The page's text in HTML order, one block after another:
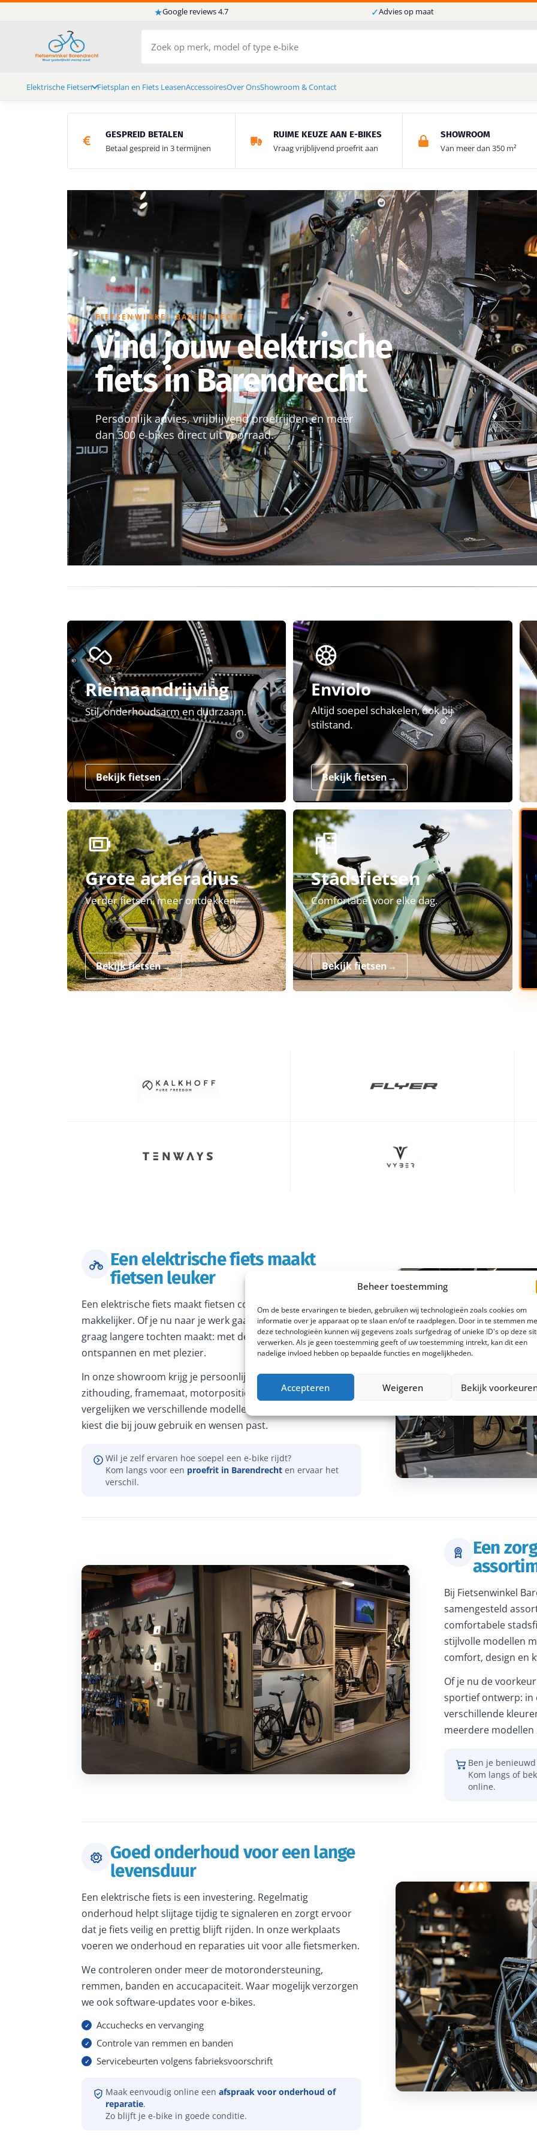
Beheer toestemming
Om de beste ervaringen te bieden, gebruiken wij technologieën zoals cookies om
informatie over je apparaat op te slaan en/of te raadplegen. Door in te stemmen
deze technologieën kunnen wij gegevens zoals surfgedrag of unieke ID's op deze
verwerken. Als je geen toestemming geeft of uw toestemming intrekt, kan dit een
nadelige invloed hebben op bepaalde functies en mogelijkheden.
Accepteren Weigeren Bekijk
★Google reviews 4.7 ✓Advies op maat
Elektrische Fietsen Fietsplan en Fiets LeasenAccessoiresOver OnsShowroom & Contact
GESPREID BETALEN
Betaal gespreid in 3 termijnen
RUIME KEUZE AAN E-BIKES
Vraag vrijblijvend proefrit aan
SHOWROOM
Van meer dan 350 m²
FIETSENWINKEL BARENDRECHT
Vind jouw elektrische
fiets in Barendrecht
Persoonlijk advies, vrijblijvend proefrijden en meer
dan 300 e-bikes direct uit voorraad.
Riemaandrijving
Stil, onderhoudsarm en duurzaam.
Bekijk fietsen→
Enviolo
Altijd soepel schakelen, ook bij
stilstand.
Bekijk fietsen→
Grote actieradius
Verder fietsen, meer ontdekken.
Bekijk fietsen→
Stadsfietsen
Comfortabel voor elke dag.
Bekijk fietsen→
Een elektrische fiets maakt
fietsen leuker
Een elektrische fiets maakt fietsen comfortabeler en
makkelijker. Of je nu naar je werk gaat, boodschappen doet of
graag langere tochten maakt: met de juiste e-bike rijd je
ontspannen en met plezier.
In onze showroom krijg je persoonlijk advies over onder meer
zithouding, framemaat, motorpositie en actieradius. Samen
vergelijken we verschillende modellen, zodat je een e-bike
kiest die bij jouw gebruik en wensen past.
Wil je zelf ervaren hoe soepel een e-bike rijdt?
Kom langs voor een proefrit in Barendrecht en ervaar het
verschil.
Een
Bij Fietsenwinkel
samengesteld
comfortabele
stijlvolle modellen
comfort, design en
Of je nu de
sportief ontwerp: in
verschillende
meerdere
Ben je
Kom langs of
online.
Goed onderhoud voor een lange
levensduur
Een elektrische fiets is een investering. Regelmatig
onderhoud helpt slijtage tijdig te signaleren en zorgt ervoor
dat je fiets veilig en prettig blijft rijden. In onze werkplaats
voeren we onderhoud en reparaties uit voor alle fietsmerken.
We controleren onder meer de motorondersteuning,
remmen, banden en accucapaciteit. Waar mogelijk verzorgen
we ook software-updates voor e-bikes.
Accuchecks en vervanging
Controle van remmen en banden
Servicebeurten volgens fabrieksvoorschrift
Maak eenvoudig online een afspraak voor onderhoud of
reparatie.
Zo blijft je e-bike in goede conditie.